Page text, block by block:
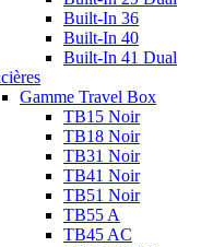
Built-In 36
Built-In 40
Built-In 41 Dual
Gamme Travel Box
TB15 Noir
TB18 Noir
TB31 Noir
TB41 Noir
TB51 Noir
TB55 A
TB45 AC